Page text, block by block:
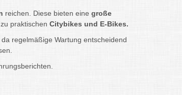
reichen. Diese bieten eine große
praktischen Citybikes und E-Bikes.
regelmäßige Wartung entscheidend